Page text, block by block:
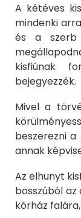
A kétéves
mindenki
és a szerb
kisfiúnak
bejegyezzék.
Mivel a
beszerezni
annak
Az elhunyt
bosszúból
kórház